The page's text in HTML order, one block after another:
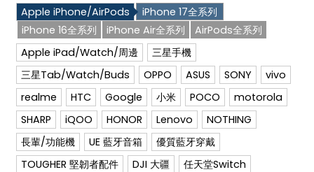
Apple iPhone/AirPods
iPhone 17全系列
iPhone 16全系列
iPhone Air全系列
AirPods全系列
Apple iPad/Watch/周邊
三星手機
三星Tab/Watch/Buds
OPPO ASUS SONY
vivo
realme
HTC Google 小米 POCO
motorola
SHARP
iQOO HONOR Lenovo
NOTHING
長輩/功能機
UE 藍牙音箱
優質藍牙穿戴
TOUGHER 堅韌者配件
DJI 大疆 任天堂Switch